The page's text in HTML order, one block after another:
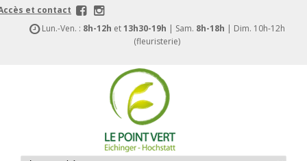
et contact
Lun.-Ven. : 8h-12h et13h30-19h | Sam. 8h-18h | Dim. 10h-12h
(fleuristerie)